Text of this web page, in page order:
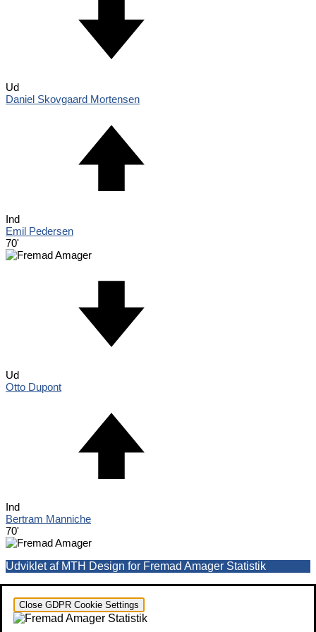
Ud
Daniel Skovgaard Mortensen
Ind
Emil Pedersen
70'
Ud
Otto Dupont
Ind
Bertram Manniche
70'
Udviklet af MTH Design for Fremad Amager Statistik
Close GDPR Cookie Settings